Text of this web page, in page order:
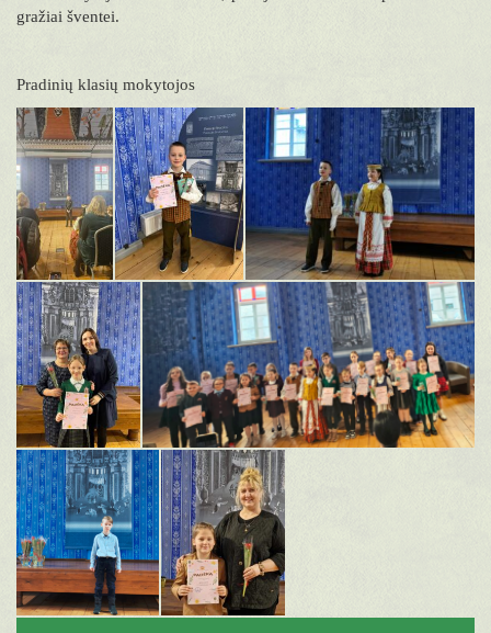
gražiai šventei.
Pradinių klasių mokytojos